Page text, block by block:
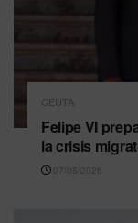
CEUTA
Felipe VI
la crisis
07/08/2026